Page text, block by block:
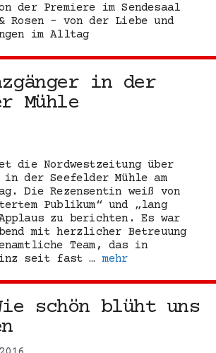
der Premiere im Sendesaal
Rosen – von der Liebe und
im Alltag
in der
Mühle
die Nordwestzeitung über
in der Seefelder Mühle am
Die Rezensentin weiß von
Publikum“ und „lang
zu berichten. Es war
mit herzlicher Betreuung
Team, das in
seit fast …mehr
schön blüht uns